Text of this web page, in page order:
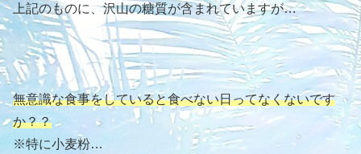
上記のものに、沢山の糖質が含まれていますが…
無意識な食事をしていると食べない日ってなくないです
か？？
※特に小麦粉…